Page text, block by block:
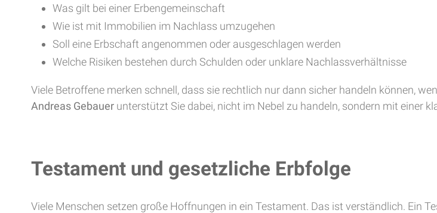
Was gilt bei einer Erbengemeinschaft
Wie ist mit Immobilien im Nachlass umzugehen
Soll eine Erbschaft angenommen oder ausgeschlagen werden
Welche Risiken bestehen durch Schulden oder unklare Nachlassverhältnisse
Viele Betroffene merken schnell, dass sie rechtlich nur dann sicher handeln können,
Andreas Gebauer unterstützt Sie dabei, nicht im Nebel zu handeln, sondern mit einer
Testament und gesetzliche Erbfolge
Viele Menschen setzen große Hoffnungen in ein Testament. Das ist verständlich. Ein